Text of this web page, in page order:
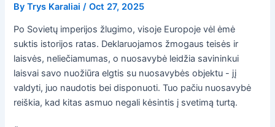
ByTrys Karaliai /Oct 27, 2025
Po Sovietų imperijos žlugimo, visoje Europoje vėl ėmė
suktis istorijos ratas. Deklaruojamos žmogaus teisės ir
laisvės, neliečiamumas, o nuosavybė leidžia savininkui
laisvai savo nuožiūra elgtis su nuosavybės objektu - jį
valdyti, juo naudotis bei disponuoti. Tuo pačiu nuosavybė
reiškia, kad kitas asmuo negali kėsintis į svetimą turtą.